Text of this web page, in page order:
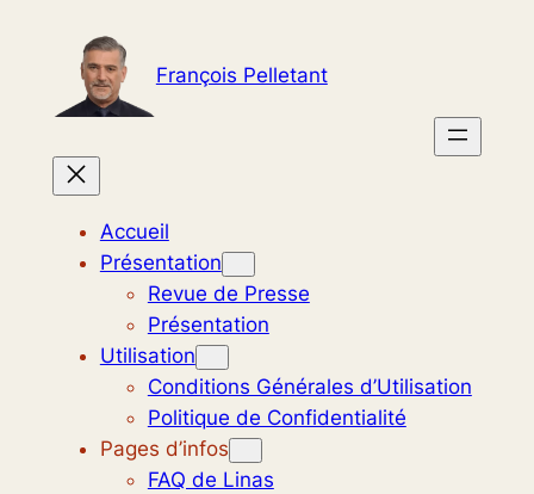
contenu
François Pelletant
Accueil
Présentation
Revue de Presse
Présentation
Utilisation
Conditions Générales d’Utilisation
Politique de Confidentialité
Pages d’infos
FAQ de Linas